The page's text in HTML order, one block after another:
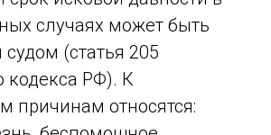
случаях может быть
судом (статья 205
кодекса РФ). К
причинам относятся: